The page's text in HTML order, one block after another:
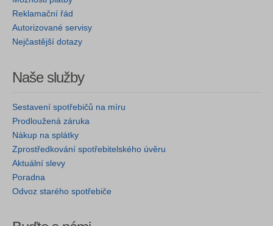
Reklamační řád
Autorizované servisy
Nejčastější dotazy
Naše služby
Sestavení spotřebičů na míru
Prodloužená záruka
Nákup na splátky
Zprostředkování spotřebitelského úvěru
Aktuální slevy
Poradna
Odvoz starého spotřebiče